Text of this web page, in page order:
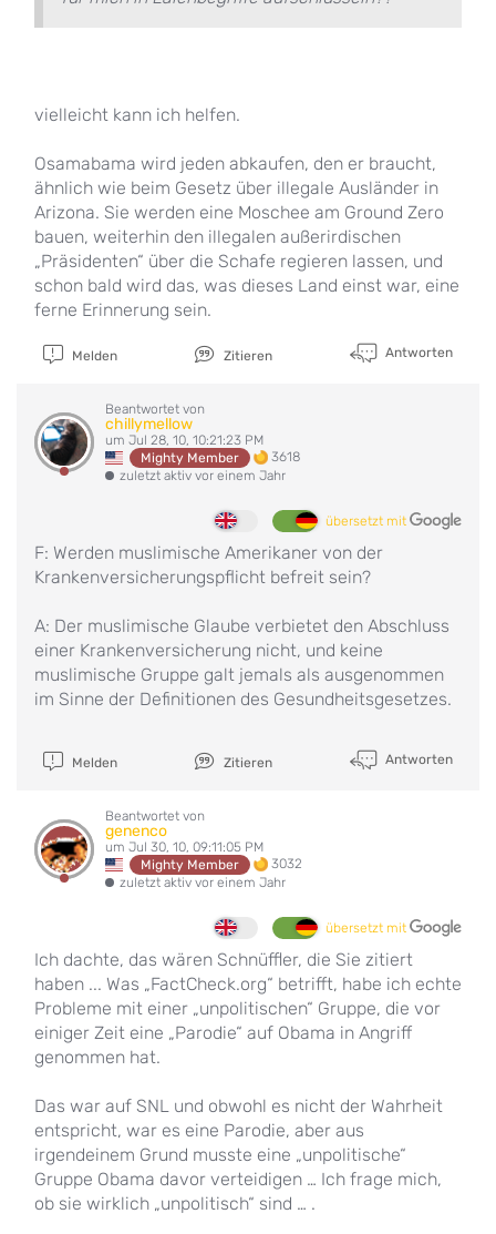
vielleicht kann ich helfen.
Osamabama wird jeden abkaufen, den er braucht,
ähnlich wie beim Gesetz über illegale Ausländer in
Arizona. Sie werden eine Moschee am Ground Zero
bauen, weiterhin den illegalen außerirdischen
„Präsidenten“ über die Schafe regieren lassen, und
schon bald wird das, was dieses Land einst war, eine
ferne Erinnerung sein.
Melden Zitieren Antworten
Beantwortet von
chillymellow
um Jul 28, 10, 10:21:23 PM
Mighty Member
3618
zuletzt aktiv vor einem Jahr
übersetzt mit
F: Werden muslimische Amerikaner von der
Krankenversicherungspflicht befreit sein?
A: Der muslimische Glaube verbietet den Abschluss
einer Krankenversicherung nicht, und keine
muslimische Gruppe galt jemals als ausgenommen
im Sinne der Definitionen des Gesundheitsgesetzes.
Melden Zitieren Antworten
Beantwortet von
genenco
um Jul 30, 10, 09:11:05 PM
Mighty Member
3032
zuletzt aktiv vor einem Jahr
übersetzt mit
Ich dachte, das wären Schnüffler, die Sie zitiert
haben ... Was „FactCheck.org“ betrifft, habe ich echte
Probleme mit einer „unpolitischen“ Gruppe, die vor
einiger Zeit eine „Parodie“ auf Obama in Angriff
genommen hat.
Das war auf SNL und obwohl es nicht der Wahrheit
entspricht, war es eine Parodie, aber aus
irgendeinem Grund musste eine „unpolitische“
Gruppe Obama davor verteidigen … Ich frage mich,
ob sie wirklich „unpolitisch“ sind … .